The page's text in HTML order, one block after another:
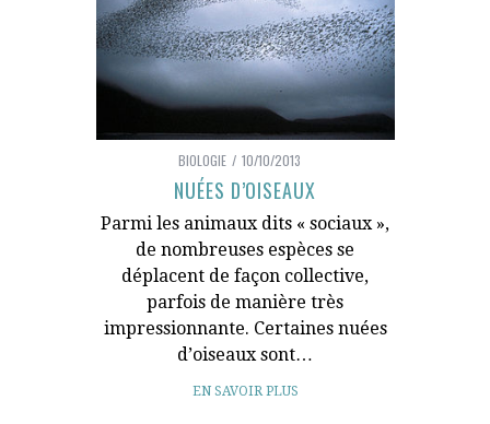
BIOLOGIE 10/10/2013
NUÉES D’OISEAUX
Parmi les animaux dits « sociaux »,
de nombreuses espèces se
déplacent de façon collective,
parfois de manière très
impressionnante. Certaines nuées
d’oiseaux sont…
EN SAVOIR PLUS